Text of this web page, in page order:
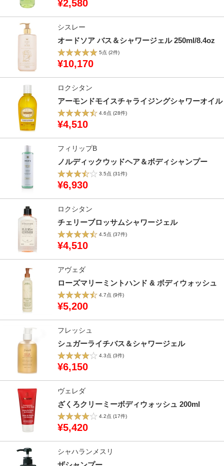
¥2,580
シスレー
オードソア バス＆シャワージェル 250ml/8.4oz
5点 (2件)
¥10,170
ロクシタン
アーモンドモイスチャライジングシャワーオイル
4.6点 (28件)
¥4,510
フィリップB
ノルディックウッドヘア＆ボディシャンプー
3.5点 (31件)
¥6,930
ロクシタン
チェリーブロッサムシャワージェル
4.5点 (37件)
¥4,510
アヴェダ
ローズマリーミントハンド & ボディウォッシュ
4.7点 (9件)
¥5,200
フレッシュ
シュガーライチバス＆シャワージェル
4.3点 (3件)
¥6,150
ヴェレダ
ざくろクリーミーボディウォッシュ 200ml
4.2点 (17件)
¥5,420
シャハランメスリ